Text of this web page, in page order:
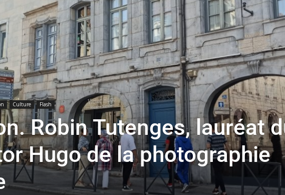
l'info
locale
–
Culture Flash
Robin Tutenges, lauréat
Hugo de la photographie